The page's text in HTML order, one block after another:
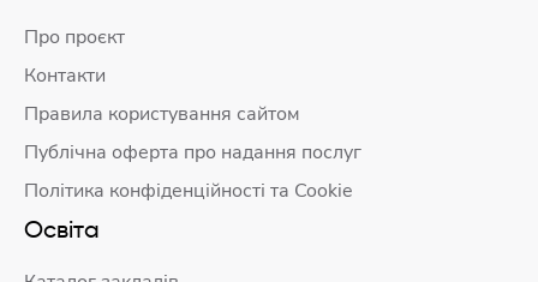
Про проєкт
Контакти
Правила користування сайтом
Публічна оферта про надання послуг
Політика конфіденційності та Cookie
Освіта